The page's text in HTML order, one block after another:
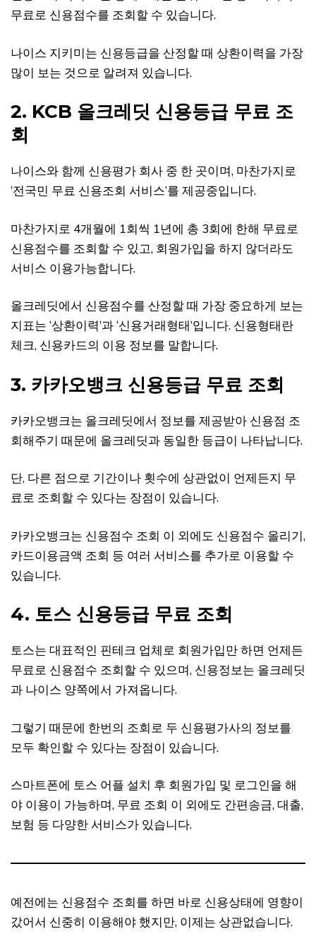
무료로 신용점수를 조회할 수 있습니다.
나이스 지키미는 신용등급을 산정할 때 상환이력을 가장
많이 보는 것으로 알려져 있습니다.
2. KCB 올크레딧 신용등급 무료 조
회
나이스와 함께 신용평가 회사 중 한 곳이며, 마찬가지로
‘전국민 무료 신용조회 서비스’를 제공중입니다.
마찬가지로 4개월에 1회씩 1년에 총 3회에 한해 무료로
신용점수를 조회할 수 있고, 회원가입을 하지 않더라도
서비스 이용가능합니다.
올크레딧에서 신용점수를 산정할 때 가장 중요하게 보는
지표는 ‘상환이력’과 ‘신용거래형태’입니다. 신용형태란
체크, 신용카드의 이용 정보를 말합니다.
3. 카카오뱅크 신용등급 무료 조회
카카오뱅크는 올크레딧에서 정보를 제공받아 신용점 조
회해주기 때문에 올크레딧과 동일한 등급이 나타납니다.
단, 다른 점으로 기간이나 횟수에 상관없이 언제든지 무
료로 조회할 수 있다는 장점이 있습니다.
카카오뱅크는 신용점수 조회 이 외에도 신용점수 올리기,
카드이용금액 조회 등 여러 서비스를 추가로 이용할 수
있습니다.
4. 토스 신용등급 무료 조회
토스는 대표적인 핀테크 업체로 회원가입만 하면 언제든
무료로 신용점수 조회할 수 있으며, 신용정보는 올크레딧
과 나이스 양쪽에서 가져옵니다.
그렇기 때문에 한번의 조회로 두 신용평가사의 정보를
모두 확인할 수 있다는 장점이 있습니다.
스마트폰에 토스 어플 설치 후 회원가입 및 로그인을 해
야 이용이 가능하며, 무료 조회 이 외에도 간편송금, 대출,
보험 등 다양한 서비스가 있습니다.
예전에는 신용점수 조회를 하면 바로 신용상태에 영향이
갔어서 신중히 이용해야 했지만, 이제는 상관없습니다.